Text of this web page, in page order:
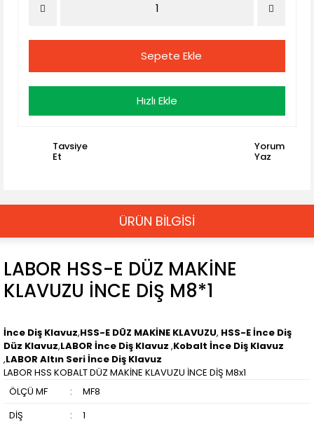
Sepete Ekle
Hızlı Ekle
Tavsiye
Et
Yorum
Yaz
ÜRÜN BİLGİSİ
LABOR HSS-E DÜZ MAKİNE
KLAVUZU İNCE DİŞ M8*1
İnce Diş Klavuz,HSS-E DÜZ MAKİNE KLAVUZU, HSS-E İnce Diş
Düz Klavuz,LABOR İnce Diş Klavuz ,Kobalt İnce Diş Klavuz
,LABOR Altın Seri İnce Diş Klavuz
LABOR HSS KOBALT DÜZ MAKİNE KLAVUZU İNCE DİŞ M8x1
ÖLÇÜ MF
:
MF8
DİŞ
:
1